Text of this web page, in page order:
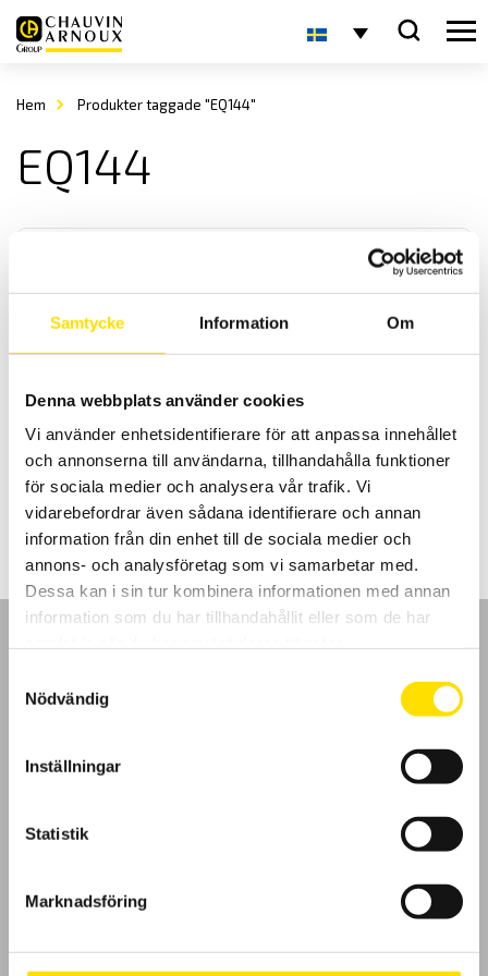
Samtycke Information Om
Denna webbplats använder cookies
Vi använder enhetsidentifierare för att anpassa innehållet
och annonserna till användarna, tillhandahålla funktioner
för sociala medier och analysera vår trafik. Vi
vidarebefordrar även sådana identifierare och annan
information från din enhet till de sociala medier och
annons- och analysföretag som vi samarbetar med.
Dessa kan i sin tur kombinera informationen med annan
information som du har tillhandahållit eller som de har
Nödvändig
Inställningar
Statistik
Marknadsföring
Hem Produkter taggade "EQ144"
EQ144
Analoga panelinstrument
Vi levererar analoga panelinstrument i storlek enligt DIN-norm,
både enstaka samt i större antal för ert projekt.
LÄS MER